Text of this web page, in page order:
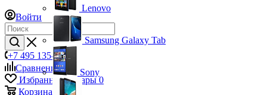
Войти
+7 495 135-39-43
Сравнение0
Избранные товары 0
Корзина
Lenovo
Samsung Galaxy Tab
Sony